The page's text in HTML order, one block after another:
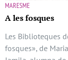
MARESME
A les fosques
Les Biblioteques
fosques», de